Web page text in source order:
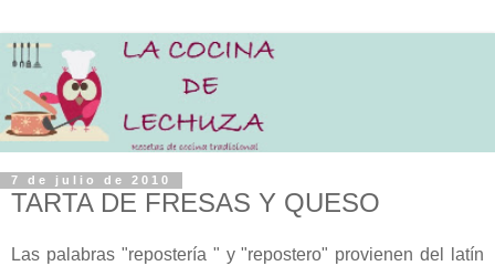
7 de julio de 2010
TARTA DE FRESAS Y QUESO
Las palabras "repostería " y "repostero" provienen del latín